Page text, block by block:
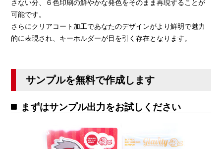
さない分、６色印刷の鮮やかな発色をそのまま再現することが
可能です。
さらにクリアコート加工であなたのデザインがより鮮明で魅力
的に表現され、キーホルダーが目を引く存在となります。
サンプルを無料で作成します
まずはサンプル出力をお試しください